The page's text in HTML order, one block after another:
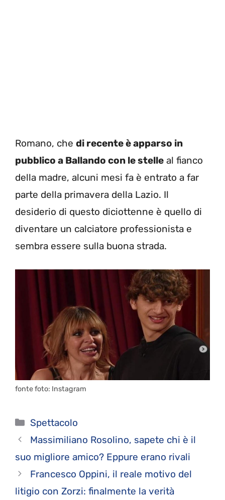
Romano, che di recente è apparso in
pubblico a Ballando con le stelle al fianco
della madre, alcuni mesi fa è entrato a far
parte della primavera della Lazio. Il
desiderio di questo diciottenne è quello di
diventare un calciatore professionista e
sembra essere sulla buona strada.
fonte foto: Instagram
Categorie
Spettacolo
Massimiliano Rosolino, sapete chi è il
suo migliore amico? Eppure erano rivali
Francesco Oppini, il reale motivo del
litigio con Zorzi: finalmente la verità